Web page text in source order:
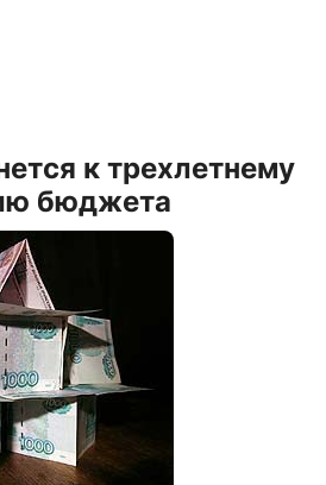
к трехлетнему
бюджета